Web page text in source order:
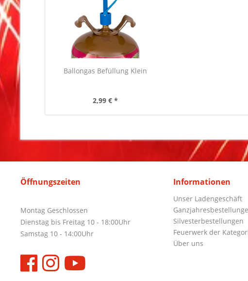
Ballongas Befüllung Klein
2,99 € *
Öffnungszeiten
Montag Geschlossen
Dienstag bis Freitag 10 - 18:00Uhr
Samstag 10 - 14:00Uhr
Informationen
Unser Ladengeschäft
Silvesterbestellungen
Feuerwerk der
Über uns